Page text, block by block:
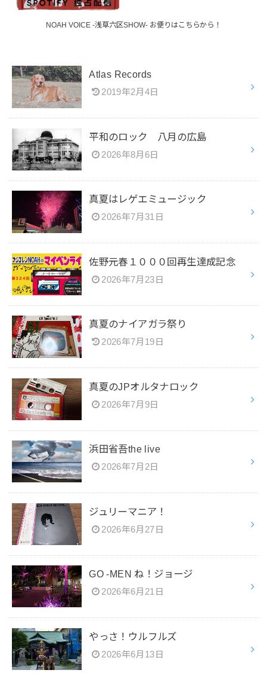
NOAH VOICE -浅草六区SHOW- お便りはこちらから！
Atlas Records
2019年2月4日
平和のロック 八月の広島
2026年8月6日
真夏はレゲエミュージック
2026年7月31日
佐野元春１０００回再生達成記念
2026年7月23日
真夏のナイアガラ祭り
2026年7月19日
真夏のJPオルタナロック
2026年7月9日
浜田省吾the live
2026年7月2日
ジュリーマニア！
2026年6月27日
GO -MEN ね！ジョージ
2026年6月21日
やっさ！ウルフルズ
2026年6月13日